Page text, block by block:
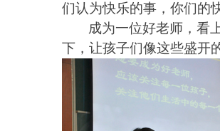
们认为快乐的事，你们的
成为一位好老师，看
下，让孩子们像这些盛开